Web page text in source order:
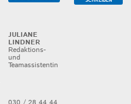
JULIANE
LINDNER
Redaktions-
und
Teamassistentin